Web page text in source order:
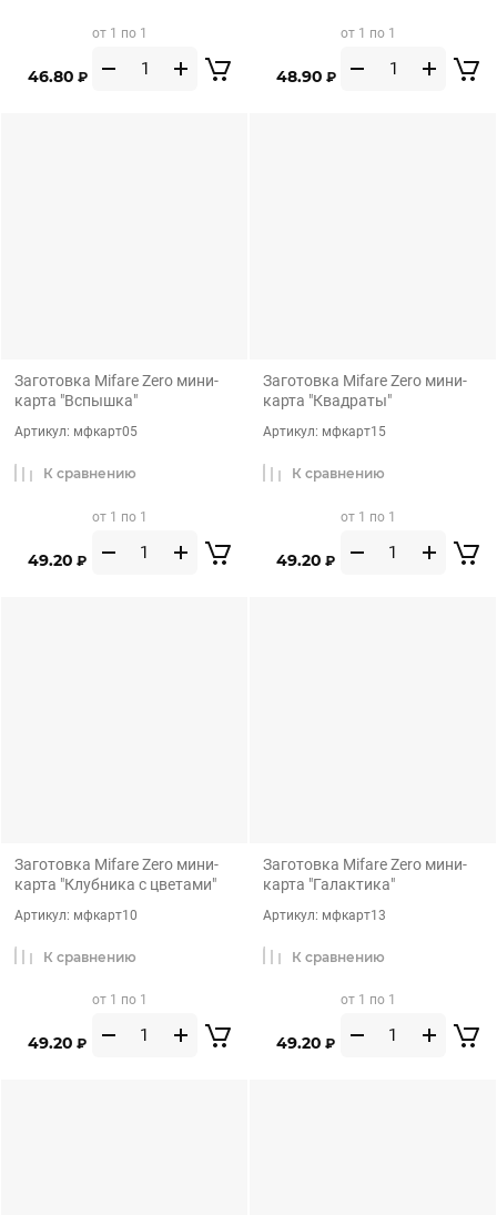
46.80 ₽
от 1 по 1
48.90 ₽
от 1 по 1
Заготовка Mifare Zero мини-
карта "Вспышка"
Артикул: мфкарт05
49.20 ₽
от 1 по 1
К сравнению
Заготовка Mifare Zero мини-
карта "Квадраты"
Артикул: мфкарт15
49.20 ₽
от 1 по 1
К сравнению
Заготовка Mifare Zero мини-
карта "Клубника с цветами"
Артикул: мфкарт10
49.20 ₽
от 1 по 1
К сравнению
Заготовка Mifare Zero мини-
карта "Галактика"
Артикул: мфкарт13
49.20 ₽
от 1 по 1
К сравнению